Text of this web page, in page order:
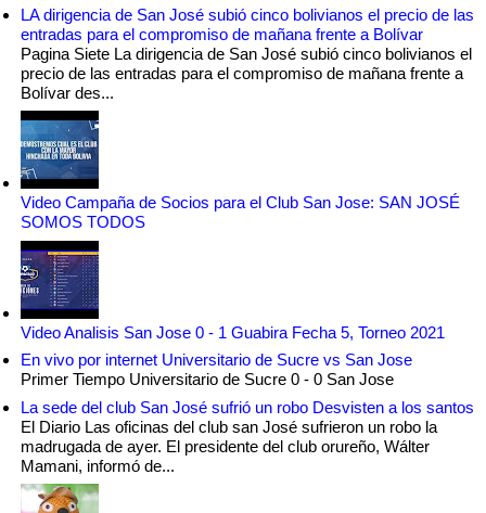
LA dirigencia de San José subió cinco bolivianos el precio de las
entradas para el compromiso de mañana frente a Bolívar
Pagina Siete La dirigencia de San José subió cinco bolivianos el
precio de las entradas para el compromiso de mañana frente a
Bolívar des...
Video Campaña de Socios para el Club San Jose: SAN JOSÉ
SOMOS TODOS
Video Analisis San Jose 0 - 1 Guabira Fecha 5, Torneo 2021
En vivo por internet Universitario de Sucre vs San Jose
Primer Tiempo Universitario de Sucre 0 - 0 San Jose
La sede del club San José sufrió un robo Desvisten a los santos
El Diario Las oficinas del club san José sufrieron un robo la
madrugada de ayer. El presidente del club orureño, Wálter
Mamani, informó de...